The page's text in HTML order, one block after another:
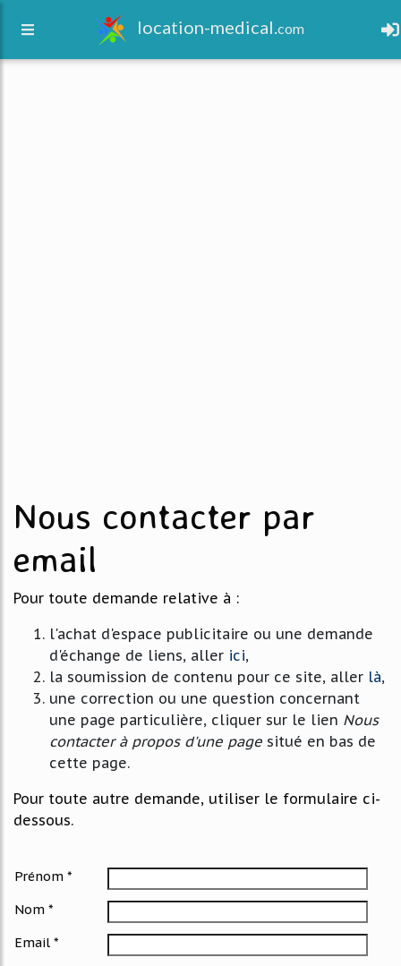
location-medical.com
Nous contacter par
email
Pour toute demande relative à :
l'achat d'espace publicitaire ou une demande
d'échange de liens, aller ici,
la soumission de contenu pour ce site, aller là,
une correction ou une question concernant
une page particulière, cliquer sur le lien Nous
contacter à propos d'une page situé en bas de
cette page.
Pour toute autre demande, utiliser le formulaire ci-
dessous.
Prénom *
Nom *
Email *